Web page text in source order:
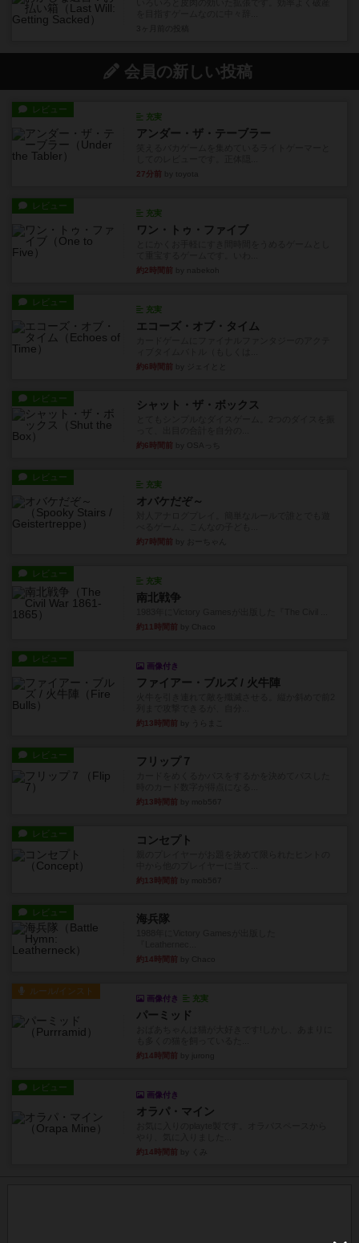
会員の新しい投稿
レビュー
充実
アンダー・ザ・テーブラー
27分前
レビュー
充実
ワン・トゥ・ファイブ
約2時間前
レビュー
充実
エコーズ・オブ・タイム
約6時間前
レビュー シャット・ザ・ボックス
約6時間前
レビュー
充実
オバケだぞ～
約7時間前
レビュー
充実
南北戦争
約11時間前
レビュー
画像付き
ファイアー・ブルズ / 火牛陣
約13時間前
レビュー フリップ７
約13時間前
レビュー コンセプト
約13時間前
レビュー 海兵隊
約14時間前
ルール/インスト
画像付き 充実
パーミッド
約14時間前
レビュー
画像付き
オラパ・マイン
約14時間前